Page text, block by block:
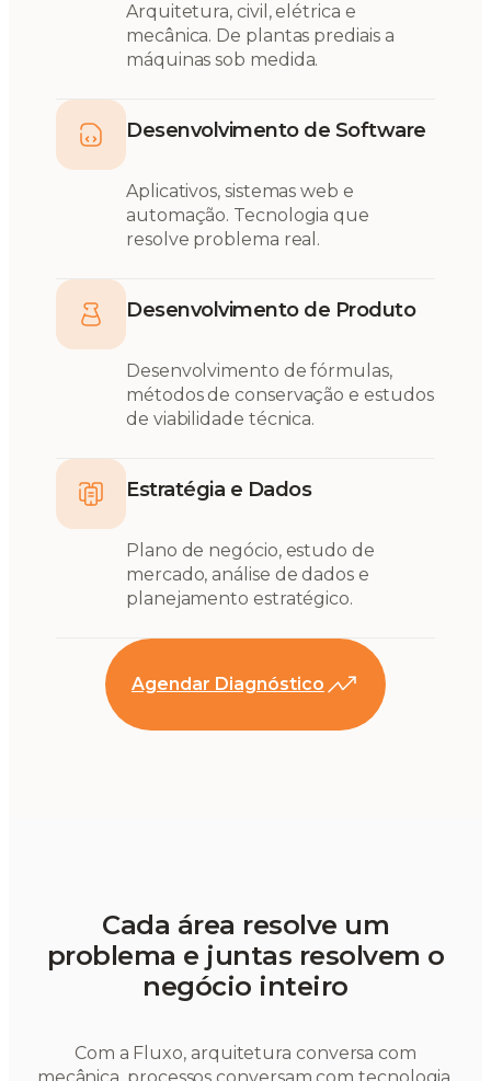
Arquitetura, civil, elétrica e
mecânica. De plantas prediais a
máquinas sob medida.
Desenvolvimento de Software
Aplicativos, sistemas web e
automação. Tecnologia que
resolve problema real.
Desenvolvimento de Produto
Desenvolvimento de fórmulas,
métodos de conservação e estudos
de viabilidade técnica.
Estratégia e Dados
Plano de negócio, estudo de
mercado, análise de dados e
planejamento estratégico.
Agendar Diagnóstico
Cada área resolve um
problema e juntas resolvem o
negócio inteiro
Com a Fluxo, arquitetura conversa com